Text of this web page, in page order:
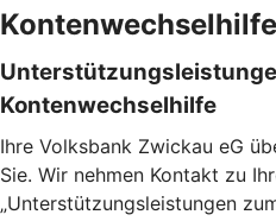
Kontenwechselhilfe
Kontenwechselhilfe
Ihre Volksbank Zwickau eG
Sie. Wir nehmen Kontakt zu
„Unterstützungsleistungen